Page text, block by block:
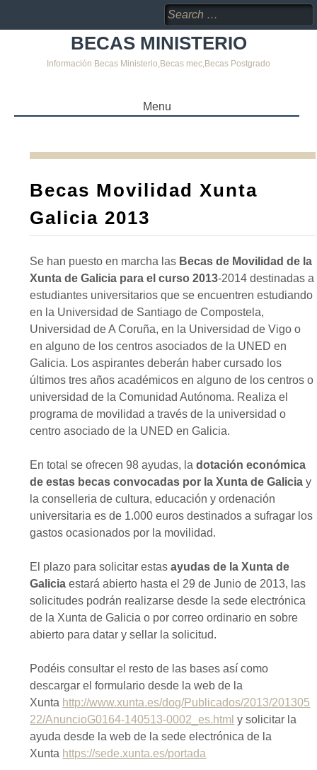
Search
for:
BECAS MINISTERIO
Información Becas Ministerio,Becas mec,Becas Postgrado
Menu
CONTENT
Becas Movilidad Xunta
Galicia 2013
Se han puesto en marcha las Becas de Movilidad de la
Xunta de Galicia para el curso 2013-2014 destinadas a
estudiantes universitarios que se encuentren estudiando
en la Universidad de Santiago de Compostela,
Universidad de A Coruña, en la Universidad de Vigo o
en alguno de los centros asociados de la UNED en
Galicia. Los aspirantes deberán haber cursado los
últimos tres años académicos en alguno de los centros o
universidad de la Comunidad Autónoma. Realiza el
programa de movilidad a través de la universidad o
centro asociado de la UNED en Galicia.
En total se ofrecen 98 ayudas, ladotación económica
de estas becas convocadas por la Xunta de Galicia y
la conselleria de cultura, educación y ordenación
universitaria es de 1.000 euros destinados a sufragar los
gastos ocasionados por la movilidad.
El plazo para solicitar estasayudas de la Xunta de
Galicia estará abierto hasta el 29 de Junio de 2013, las
solicitudes podrán realizarse desde la sede electrónica
de la Xunta de Galicia o por correo ordinario en sobre
abierto para datar y sellar la solicitud.
Podéis consultar el resto de las bases así como
descargar el formulario desde la web de la
Xunta http://www.xunta.es/dog/Publicados/2013/201305
22/AnuncioG0164-140513-0002_es.html y solicitar la
ayuda desde la web de la sede electrónica de la
Xunta https://sede.xunta.es/portada